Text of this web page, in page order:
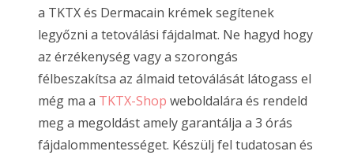
a TKTX és Dermacain krémek segítenek
legyőzni a tetoválási fájdalmat. Ne hagyd hogy
az érzékenység vagy a szorongás
félbeszakítsa az álmaid tetoválását látogass el
még ma a TKTX-Shop weboldalára és rendeld
meg a megoldást amely garantálja a 3 órás
fájdalommentességet. Készülj fel tudatosan és